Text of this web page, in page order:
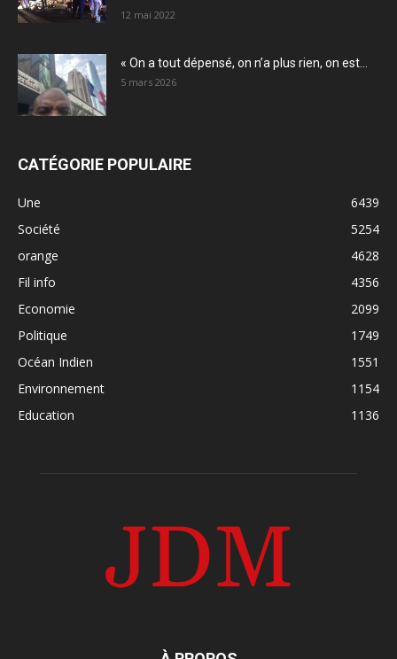
12 mai 2022
« On a tout dépensé, on n’a plus rien, on est...
5 mars 2026
CATÉGORIE POPULAIRE
Une
6439
Société
5254
orange
4628
Fil info
4356
Economie
2099
Politique
1749
Océan Indien
1551
Environnement
1154
Education
1136